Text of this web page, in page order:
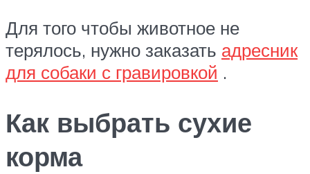
Для того чтобы животное не
терялось, нужно заказать адресник
для собаки с гравировкой .
Как выбрать сухие
корма